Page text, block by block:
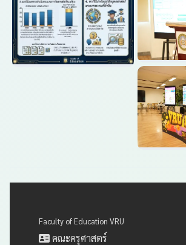
Faculty of Education VRU
คณะครุศาสตร์